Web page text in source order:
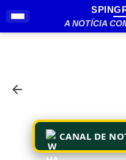
Pular para o
A NOTÍCIA
CANAL DE